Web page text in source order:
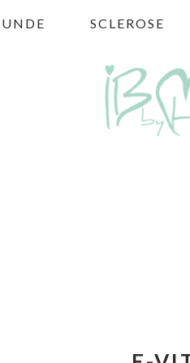
SCLEROSE